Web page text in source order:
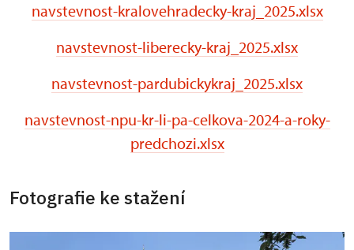
navstevnost-kralovehradecky-kraj_2025.xlsx
navstevnost-liberecky-kraj_2025.xlsx
navstevnost-pardubickykraj_2025.xlsx
navstevnost-npu-kr-li-pa-celkova-2024-a-roky-
predchozi.xlsx
Fotografie ke stažení